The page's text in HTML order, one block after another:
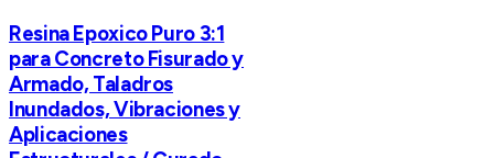
Resina Epoxico Puro 3:1
para Concreto Fisurado y
Armado, Taladros
Inundados, Vibraciones y
Aplicaciones